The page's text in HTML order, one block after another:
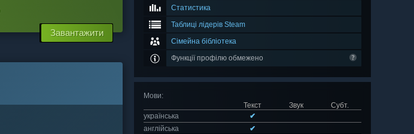
Статистика
Таблиці лідерів Steam
Сімейна бібліотека
Функції профілю обмежено
Мови:
Текст
Звук
Субт.
українська
✔
англійська
✔
Завантажити